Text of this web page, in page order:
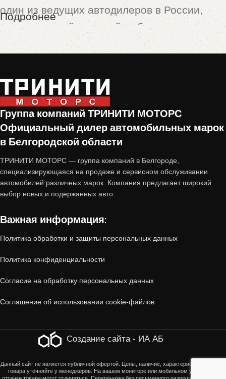
один из ведущих автодилеров в России,
предлагающий широкий выбор новых и
подержанных автомобилей. Особой
принятые по программе
автомобили с пробегом, которые прошли
тщательную проверку и подготовку перед
продажей.
пробегом от «Тринити-Моторс»?
1. Проверенное состояние
Все автомобили, принятые по trade-in,
проходятмногоэтапную диагностику
передач, ходовая часть, электроника).
повреждений, коррозии, следов ДТП).
(отсутствие залогов,
ограничений, корректность ПТС).
Подробнее
Группа компаний ТРИНИТИ МОТОРС
Официальный дилер автомобильных марок
в Белгородской области
ТРИНИТИ МОТОРС — группа компаний в Белгороде,
специализирующаяся на продаже и сервисном обслуживании
автомобилей различных марок. Компания предлагает широкий
выбор новых и подержанных авто.
Важная информация:
Политика обработки и защиты персональных данных
Политика конфиденциальности
Согласие на обработку персональных данных
Соглашение об использовании cookie-файлов
Создание сайта - ИА АБ
Данный сайт не является публичной офертой. Цены, наличие, характеристики, оттенки
товара уточняйте у менеджеров. На вашем мониторе или мобильном устройстве
оттенки товара могут отличаться. Перепечатка без письменного разрешения страниц